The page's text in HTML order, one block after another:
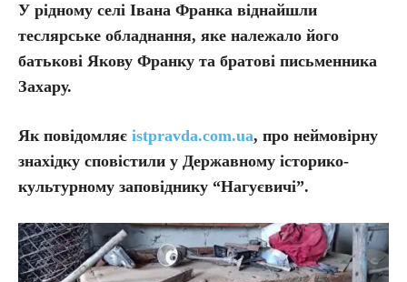
У рідному селі Івана Франка віднайшли
теслярське обладнання, яке належало його
батькові Якову Франку та братові письменника
Захару.
Як повідомляє istpravda.com.ua, про неймовірну
знахідку сповістили у Державному історико-
культурному заповіднику “Нагуєвичі”.